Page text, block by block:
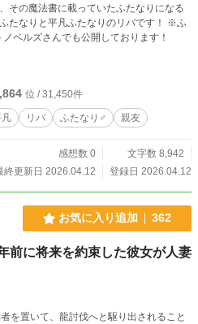
その魔法書に載っていたふたなりになる
ベルズさんでも公開しております！
位 / 31,450件
凡 リバ ふたなり♂ 親友
感想数 0
文字数 8,942
終更新日 2026.04.12
登録日 2026.04.12
お気に入り追加 362
前に将来を約束した彼女が人妻